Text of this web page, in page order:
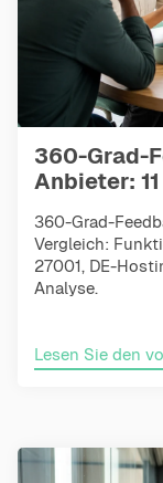
360-Grad-
Anbieter:
360-Grad-
Vergleich:
27001, DE-
Analyse.
Lesen Sie den